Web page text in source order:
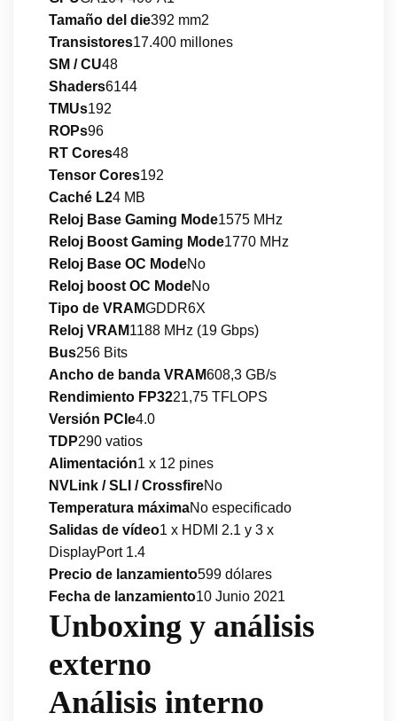
Tamaño del die392 mm2
Transistores17.400 millones
SM / CU48
Shaders6144
TMUs192
ROPs96
RT Cores48
Tensor Cores192
Caché L24 MB
Reloj Base Gaming Mode1575 MHz
Reloj Boost Gaming Mode1770 MHz
Reloj Base OC ModeNo
Reloj boost OC ModeNo
Tipo de VRAMGDDR6X
Reloj VRAM1188 MHz (19 Gbps)
Bus256 Bits
Ancho de banda VRAM608,3 GB/s
Rendimiento FP3221,75 TFLOPS
Versión PCIe4.0
TDP290 vatios
Alimentación1 x 12 pines
NVLink / SLI / CrossfireNo
Temperatura máximaNo especificado
Salidas de vídeo1 x HDMI 2.1 y 3 x
DisplayPort 1.4
Precio de lanzamiento599 dólares
Fecha de lanzamiento10 Junio 2021
Unboxing y análisis
externo
Análisis interno